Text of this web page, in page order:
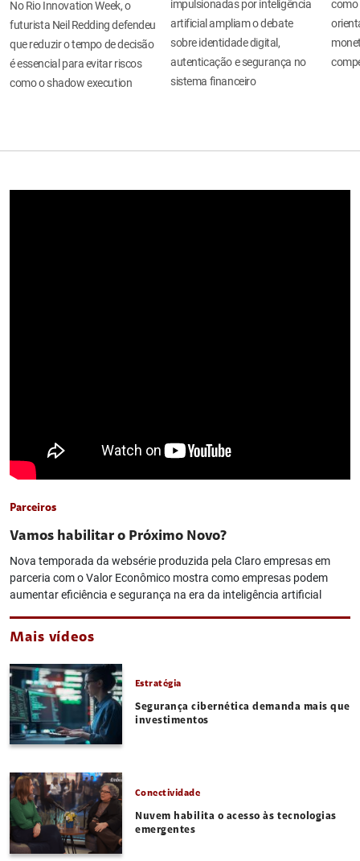
No Rio Innovation Week, o
futurista Neil Redding defendeu
que reduzir o tempo de decisão
é essencial para evitar riscos
como o shadow execution
impulsionadas por inteligência
artificial ampliam o debate
sobre identidade digital,
autenticação e segurança no
sistema financeiro
como
Parceiros
Vamos habilitar o Próximo Novo?
Nova temporada da websérie produzida pela Claro empresas em
parceria com o Valor Econômico mostra como empresas podem
aumentar eficiência e segurança na era da inteligência artificial
Mais vídeos
Estratégia
Segurança cibernética demanda mais que
investimentos
Conectividade
Nuvem habilita o acesso às tecnologias
emergentes